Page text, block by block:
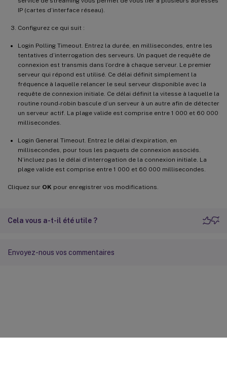
IP (cartes d’interface réseau).
Configurez ce qui suit :
Login Polling Timeout. Entrez la durée, en millisecondes, entre les
tentatives d’interrogation des serveurs. Un paquet de requête de
connexion est transmis dans l’ordre à chaque serveur. Le premier
serveur qui répond est utilisé. Ce délai définit simplement la
fréquence à laquelle relancer le seul serveur disponible avec la
requête de connexion initiale. Ce délai définit la vitesse à laquelle la
routine round-robin bascule d’un serveur à un autre afin de détecter
un serveur actif. La plage valide est comprise entre 1 000 et 60 000
millisecondes.
Login General Timeout. Entrez le délai d’expiration, en
millisecondes, pour tous les paquets de connexion associés.
N’incluez pas le délai d’interrogation de la connexion initiale. La
plage valide est comprise entre 1 000 et 60 000 millisecondes.
Cliquez sur OK pour enregistrer vos modifications.
Cela vous a-t-il été utile ?
Envoyez-nous vos commentaires